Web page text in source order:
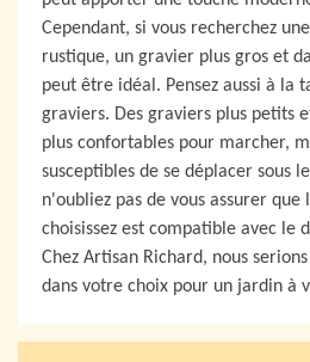
Cependant, si vous recherchez
rustique, un gravier plus gros et
peut être idéal. Pensez aussi à la
graviers. Des graviers plus petits
plus confortables pour marcher,
susceptibles de se déplacer sous
n'oubliez pas de vous assurer que
choisissez est compatible avec le
Chez Artisan Richard, nous
dans votre choix pour un jardin à